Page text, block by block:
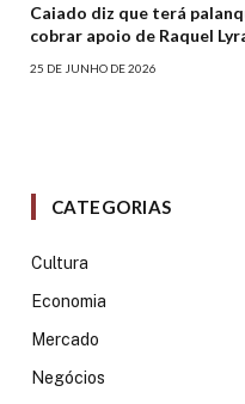
Caiado diz que terá
cobrar apoio de Raquel
25 DE JUNHO DE 2026
CATEGORIAS
Cultura
Economia
Mercado
Negócios